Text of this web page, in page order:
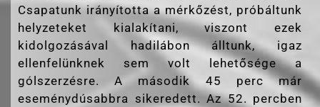
Csapatunk irányította a mérkőzést, próbáltunk
helyzeteket kialakítani, viszont ezek
kidolgozásával hadilábon álltunk, igaz
ellenfelünknek sem volt lehetősége a
gólszerzésre. A második 45 perc már
eseménydúsabbra sikeredett. Az 52. percben